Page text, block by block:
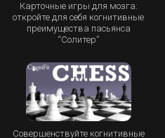
Карточные игры для мозга:
откройте для себя когнитивные
преимущества пасьянса
“Cолитер”
Совершенствуйте когнитивные